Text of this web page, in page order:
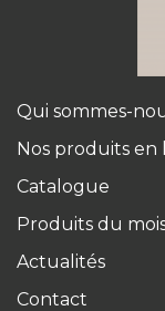
Qui sommes-
Nos produits en
Catalogue
Produits du
Actualités
Contact